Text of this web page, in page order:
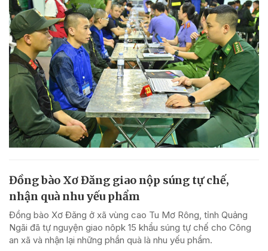
Đồng bào Xơ Đăng giao nộp súng tự chế,
nhận quà nhu yếu phẩm
Đồng bào Xơ Đăng ở xã vùng cao Tu Mơ Rông, tỉnh Quảng
Ngãi đã tự nguyện giao nôpk 15 khẩu súng tự chế cho Công
an xã và nhận lại những phần quà là nhu yếu phẩm.